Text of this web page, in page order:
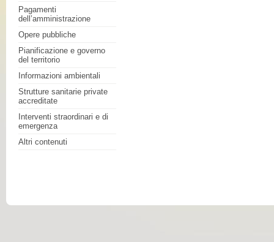
Pagamenti
dell’amministrazione
Opere pubbliche
Pianificazione e governo
del territorio
Informazioni ambientali
Strutture sanitarie private
accreditate
Interventi straordinari e di
emergenza
Altri contenuti